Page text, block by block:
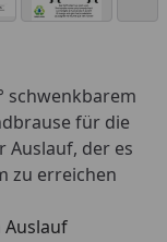
schwenkbarem
für die
Auslauf, der es
zu erreichen